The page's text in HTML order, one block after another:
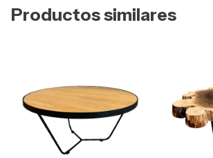
Productos similares